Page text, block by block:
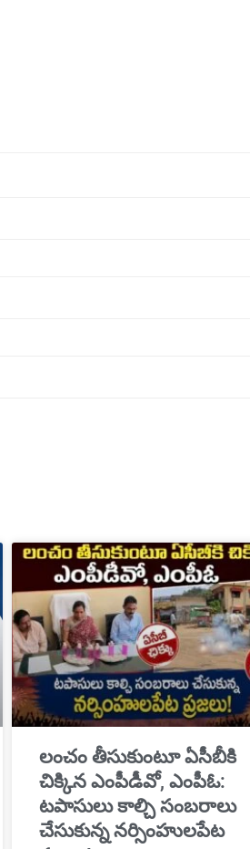
​లంచం తీసుకుంటూ ఏసీబీకి
చిక్కిన ఎంపీడీవో, ఎంపీఓ:
టపాసులు కాల్చి సంబరాలు
చేసుకున్న నర్సింహులపేట